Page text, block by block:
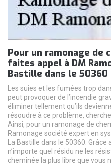
Pour un ramonage de
faites appel à DM
Bastille dans le 50360
Les suies et les fumées trop
peut provoquer de l’incendie
éliminer tellement qu’ils
résoudre à ce problème,
Ainsi, pour un ramonage de
Ramonage société expert en
La Bastille dans le 50360.
n’importe quel résidu ne les
cheminée la plus libre que vous